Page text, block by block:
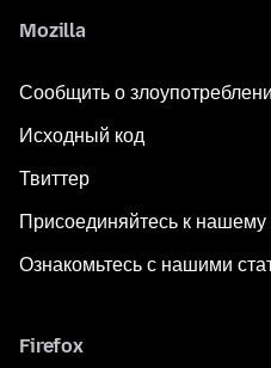
Mozilla
Сообщить о
Исходный код
Твиттер
Присоединяйтесь к
Ознакомьтесь с нашими
Firefox